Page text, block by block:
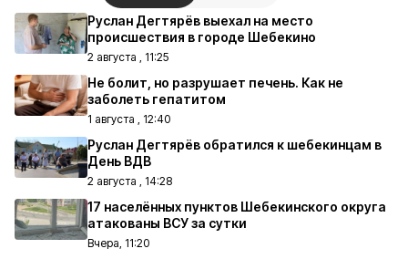
Руслан Дегтярёв выехал на место
происшествия в городе Шебекино
2 августа , 11:25
Не болит, но разрушает печень. Как не
заболеть гепатитом
1 августа , 12:40
Руслан Дегтярёв обратился к шебекинцам в
День ВДВ
2 августа , 14:28
17 населённых пунктов Шебекинского округа
атакованы ВСУ за сутки
Вчера, 11:20